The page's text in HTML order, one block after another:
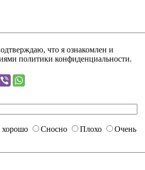
что я ознакомлен и
политики конфиденциальности.
хорошо Сносно Плохо
Очень